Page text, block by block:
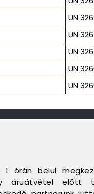
UN
UN
UN
UN
UN
órán belül
áruátvétel előtt